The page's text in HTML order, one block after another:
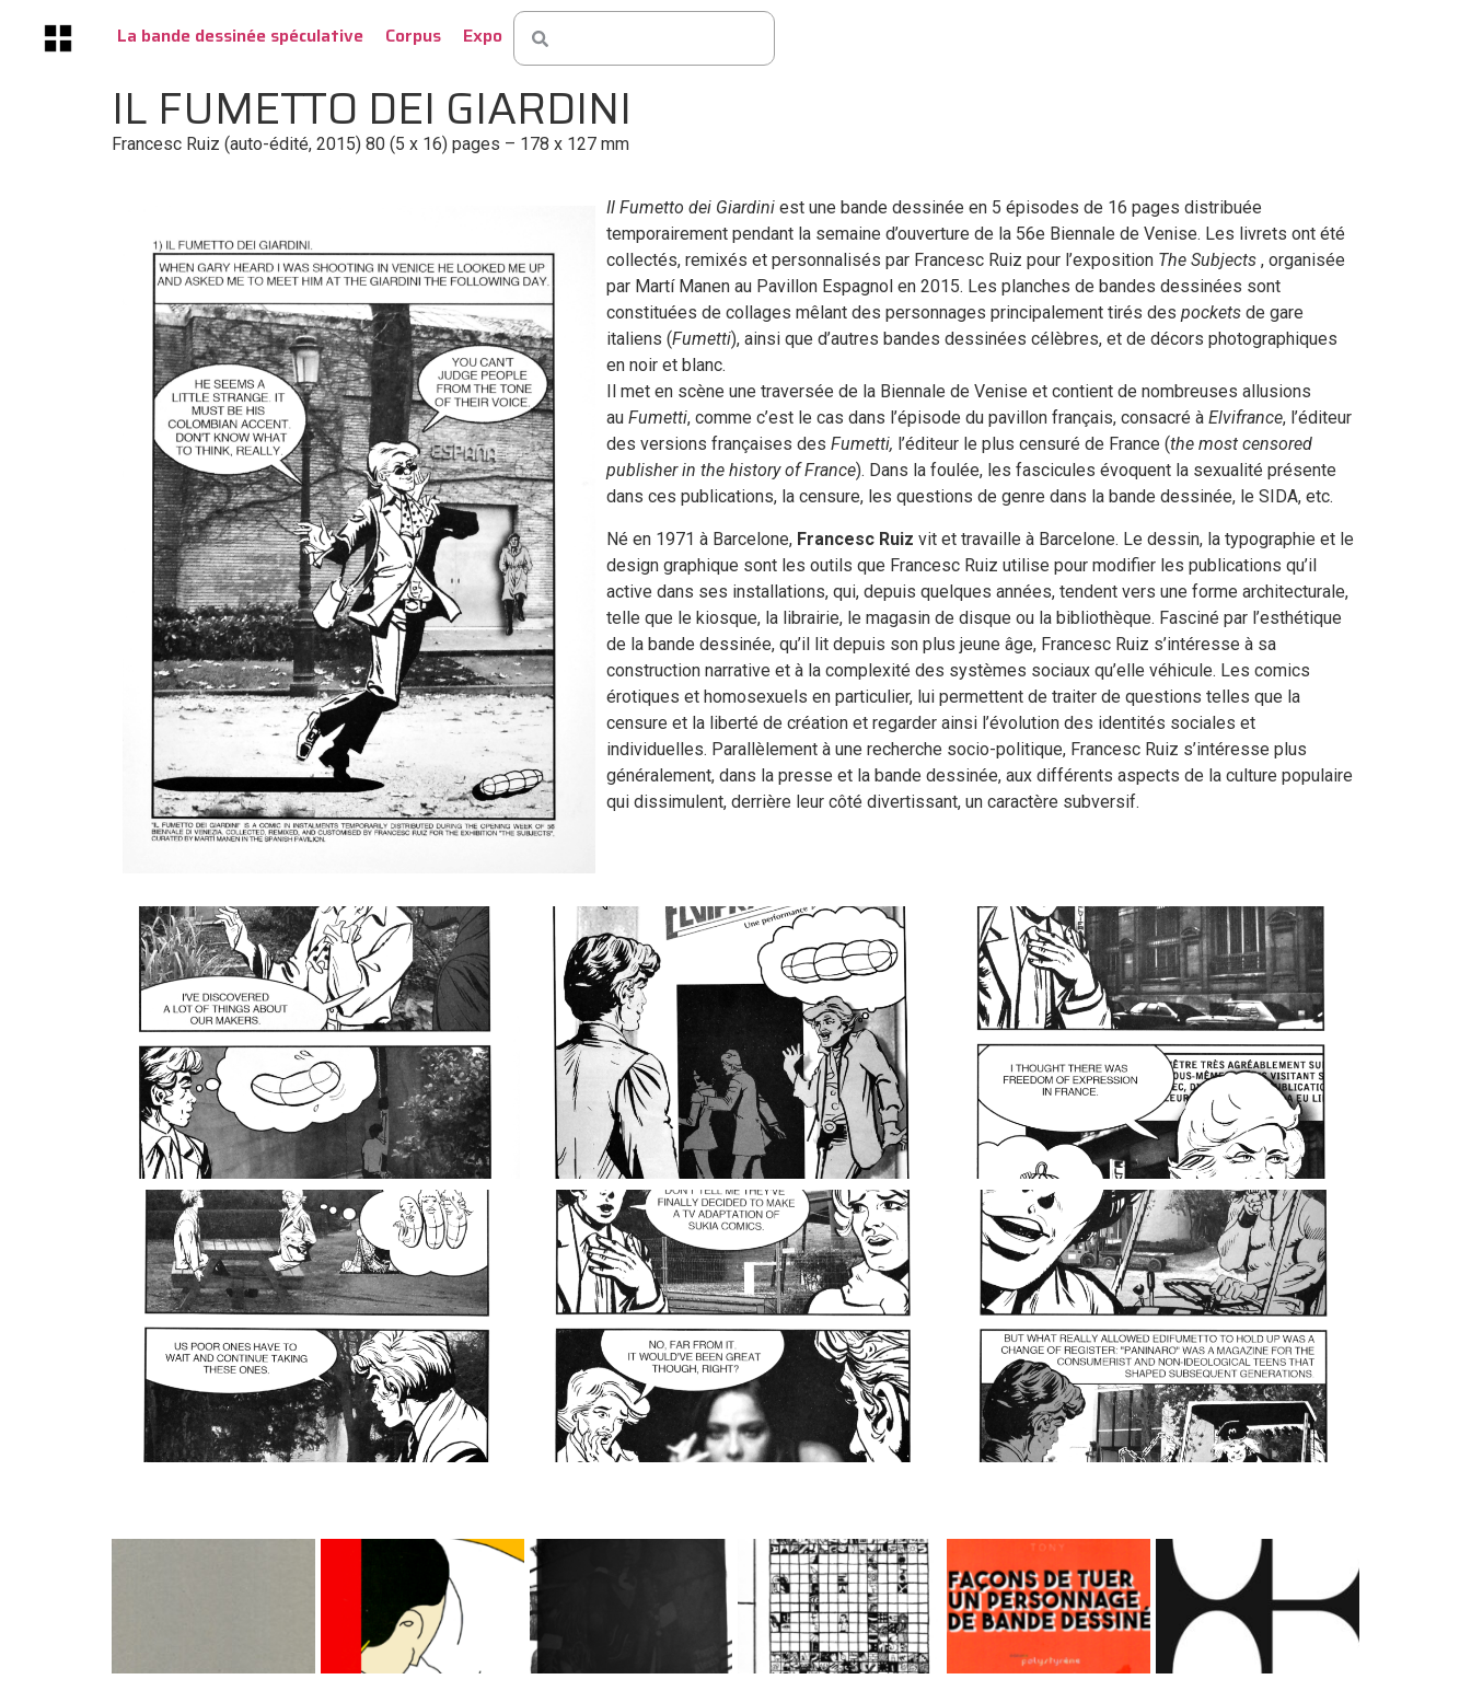
La bande dessinée spéculative Corpus Expo
IL FUMETTO DEI GIARDINI
Francesc Ruiz (auto-édité, 2015) 80 (5 x 16) pages – 178 x 127 mm
Il Fumetto dei Giardiniest une bande dessinée en 5 épisodes de 16 pages distribuée
temporairement pendant la semaine d’ouverture de la 56e Biennale de Venise. Les livrets ont été
collectés, remixés et personnalisés par Francesc Ruiz pour l’exposition The Subjects, organisée
par Martí Manen au Pavillon Espagnol en 2015. Les planches de bandes dessinées sont
constituées de collages mêlant des personnages principalement tirés des pocketsde gare
italiens (Fumetti), ainsi que d’autres bandes dessinées célèbres, et de décors photographiques
en noir et blanc.
Il met en scène une traversée de la Biennale de Venise et contient de nombreuses allusions
au Fumetti, comme c’est le cas dans l’épisode du pavillon français, consacré à Elvifrance, l’éditeur
des versions françaises des Fumetti, l’éditeur le plus censuré de France (the most censored
publisher in the history of France). Dans la foulée, les fascicules évoquent la sexualité présente
dans ces publications, la censure, les questions de genre dans la bande dessinée, le SIDA, etc.
Né en 1971 à Barcelone, Francesc Ruiz vit et travaille à Barcelone. Le dessin, la typographie et le
design graphique sont les outils que Francesc Ruiz utilise pour modifier les publications qu’il
active dans ses installations, qui, depuis quelques années, tendent vers une forme architecturale,
telle que le kiosque, la librairie, le magasin de disque ou la bibliothèque. Fasciné par l’esthétique
de la bande dessinée, qu’il lit depuis son plus jeune âge, Francesc Ruiz s’intéresse à sa
construction narrative et à la complexité des systèmes sociaux qu’elle véhicule. Les comics
érotiques et homosexuels en particulier, lui permettent de traiter de questions telles que la
censure et la liberté de création et regarder ainsi l’évolution des identités sociales et
individuelles. Parallèlement à une recherche socio-politique, Francesc Ruiz s’intéresse plus
généralement, dans la presse et la bande dessinée, aux différents aspects de la culture populaire
qui dissimulent, derrière leur côté divertissant, un caractère subversif.